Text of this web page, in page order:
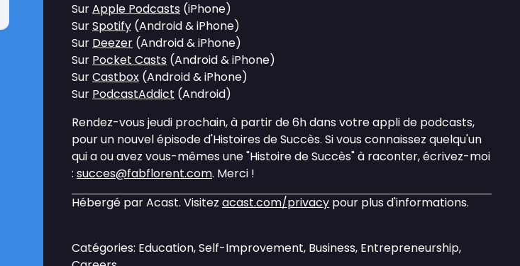
SurApple Podcasts (iPhone)
SurSpotify (Android & iPhone)
Sur Deezer (Android & iPhone)
Sur Pocket Casts (Android & iPhone)
SurCastbox (Android & iPhone)
Sur PodcastAddict (Android)
Rendez-vous jeudi prochain, à partir de 6h dans votre appli de podcasts,
pour un nouvel épisode d'Histoires de Succès. Si vous connaissez quelqu'un
qui a ou avez vous-mêmes une "Histoire de Succès" à raconter, écrivez-moi
: succes@fabflorent.com. Merci !
Hébergé par Acast. Visitez acast.com/privacy pour plus d'informations.
Catégories: Education, Self-Improvement, Business, Entrepreneurship,